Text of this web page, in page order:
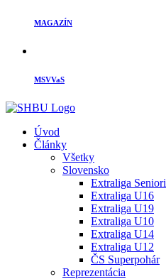
MAGAZÍN
MSVVaS
Úvod
Články
Všetky
Slovensko
Extraliga Seniori
Extraliga U16
Extraliga U19
Extraliga U10
Extraliga U14
Extraliga U12
ČS Superpohár
Reprezentácia